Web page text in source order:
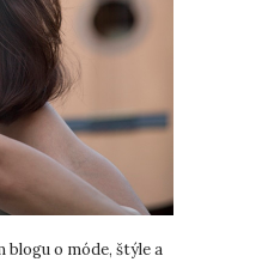
blogu o móde, štýle a